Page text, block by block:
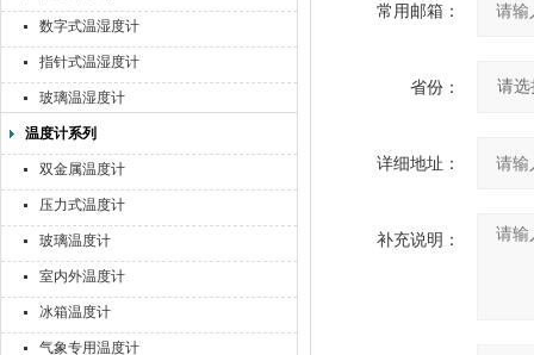
数字式温湿度计
指针式温湿度计
玻璃温湿度计
温度计系列
双金属温度计
压力式温度计
玻璃温度计
室内外温度计
冰箱温度计
气象专用温度计
常用邮箱：
省份：
详细地址：
补充说明：